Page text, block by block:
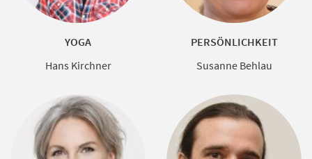
YOGA
Hans Kirchner
PERSÖNLICHKEIT
Susanne Behlau